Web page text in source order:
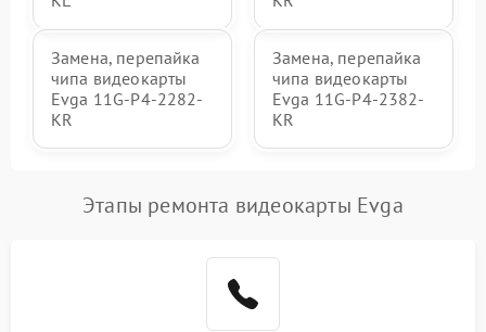
Замена, перепайка
чипа видеокарты
Evga 11G-P4-2282-
KR
Замена, перепайка
чипа видеокарты
Evga 11G-P4-2382-
KR
Этапы ремонта видеокарты Evga